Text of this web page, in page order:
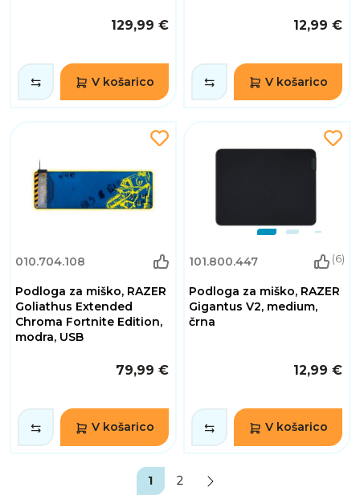
129,99 €
V košarico
12,99 €
V košarico
010.704.108
Podloga za miško, RAZER
Goliathus Extended
Chroma Fortnite Edition,
modra, USB
79,99 €
V košarico
101.800.447 (6)
Podloga za miško, RAZER
Gigantus V2, medium,
črna
12,99 €
V košarico
1 2